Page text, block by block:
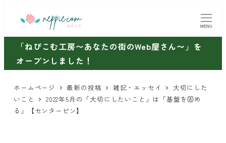
ン
ン
MENU
「ねぴこむ工房〜あなたの街のWeb屋さん〜」を
オープンしました！
ホームページ 最新の投稿 雑記・エッセイ
大切にした
いこと
2022年5月の「大切にしたいこと」は「基盤を固め
る」【センターピン】